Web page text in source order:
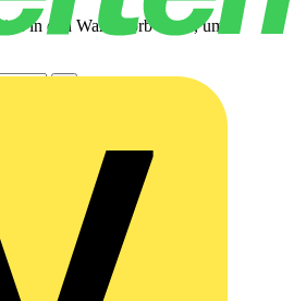
in den Warenkorb legen, um